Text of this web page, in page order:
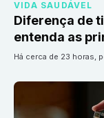
VIDA SAUDÁVEL
Diferença de
entenda as
há cerca de 23 horas,